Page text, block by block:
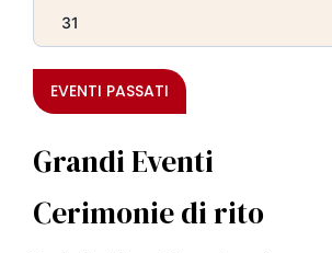
31
EVENTI PASSATI
Grandi Eventi
Cerimonie di rito